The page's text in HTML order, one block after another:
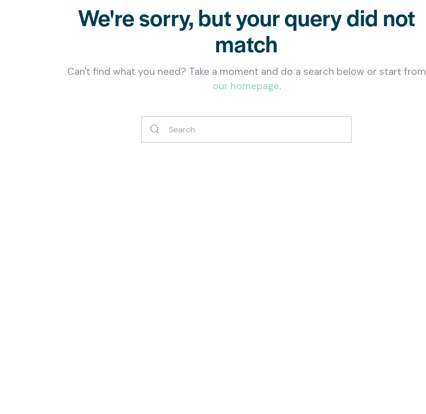
We're sorry, but your query did not
match
Can't find what you need? Take a moment and do a search below or start from
our homepage.